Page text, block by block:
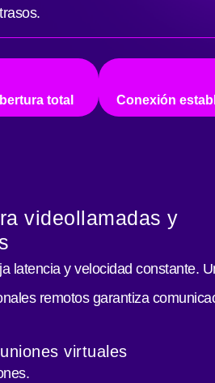
total Conexión
videollamadas y
latencia y velocidad constante.
remotos garantiza
virtuales